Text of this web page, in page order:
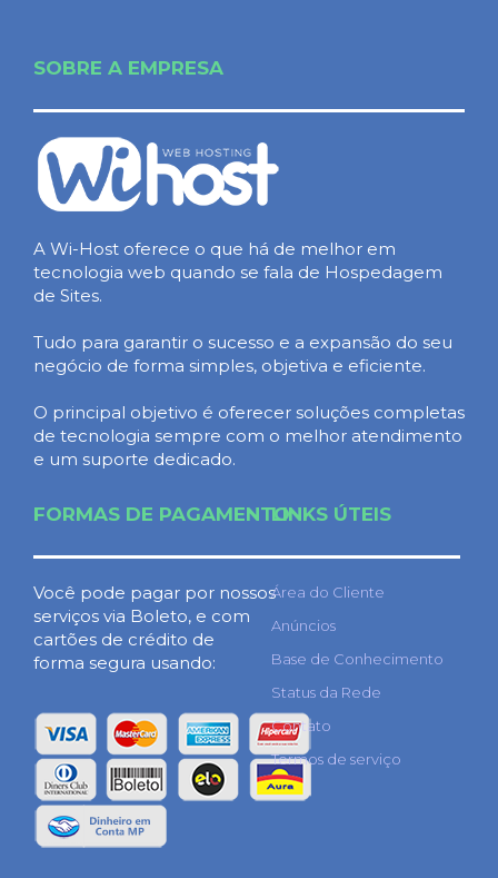
SOBRE A EMPRESA
A Wi-Host oferece o que há de melhor em
tecnologia web quando se fala de Hospedagem
de Sites.
Tudo para garantir o sucesso e a expansão do seu
negócio de forma simples, objetiva e eficiente.
O principal objetivo é oferecer soluções completas
de tecnologia sempre com o melhor atendimento
e um suporte dedicado.
FORMAS DE PAGAMENTO
Você pode pagar por nossos
serviços via Boleto, e com
cartões de crédito de
forma segura usando:
LINKS ÚTEIS
Área do Cliente
Anúncios
Base de Conhecimento
Status da Rede
Contato
Termos de serviço